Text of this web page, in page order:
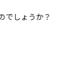
でしょうか？